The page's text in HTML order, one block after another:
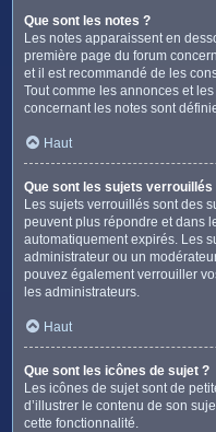
Que sont les notes ?
Les notes apparaissent en
première page du forum
et il est recommandé de les
Tout comme les annonces et
concernant les notes sont
Haut
Que sont les sujets verrouillés
Les sujets verrouillés sont des
peuvent plus répondre et dans
automatiquement expirés. Les
administrateur ou un
pouvez également verrouiller
les administrateurs.
Haut
Que sont les icônes de sujet ?
Les icônes de sujet sont de
d’illustrer le contenu de son
cette fonctionnalité.